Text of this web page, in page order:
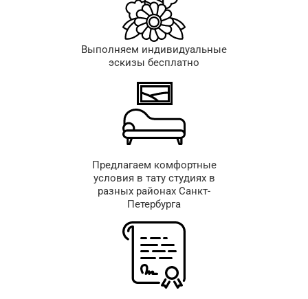
Выполняем индивидуальные
эскизы бесплатно
Предлагаем комфортные
условия в тату студиях в
разных районах Санкт-
Петербурга